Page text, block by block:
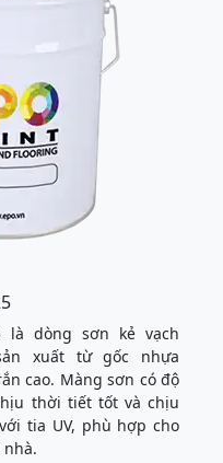
là dòng sơn kẻ vạch
xuất từ gốc nhựa
cao. Màng sơn có độ
thời tiết tốt và chịu
tia UV, phù hợp cho
nhà.